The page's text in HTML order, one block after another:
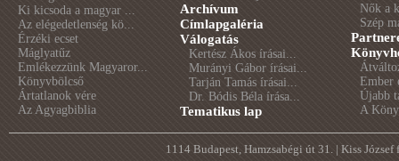
Ki kicsoda a magyar ...
Az elégedetlenség kö...
Érzéki ecset
Máglyatűz
Emlékezzünk Magyaror...
Könyvbölcső
Ártatlanok vére
Az Agyagbiblia
Archívum
Címlapgaléria
Válogatás
Kertész Ákos írásai...
Murányi Gábor írásai...
Tarján Tamás írásai...
Dr. Bódis Béla írása...
Tematikus lap
Nők a
Szép
Ember
Újabb
A
1114 Budapest, Hamzsabégi út 31. | Kiss